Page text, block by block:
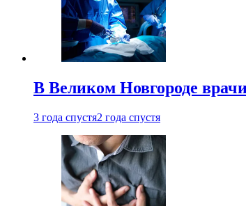
В Великом Новгороде
3 года спустя2 года спустя